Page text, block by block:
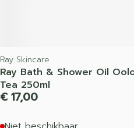
Ray Skincare
Ray Bath & Shower Oil
Tea 250ml
€ 17,00